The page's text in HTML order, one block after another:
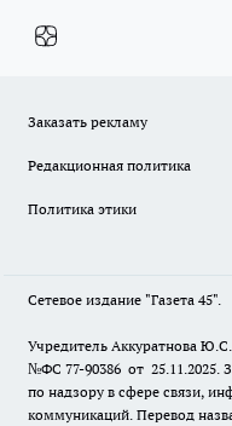
Заказать рекламу
Редакционная политика
Политика этики
Сетевое издание "Газета 45".
Учредитель Аккуратнова
№ФС 77-90386 от 25.11.2025.
по надзору в сфере связи,
коммуникаций. Перевод